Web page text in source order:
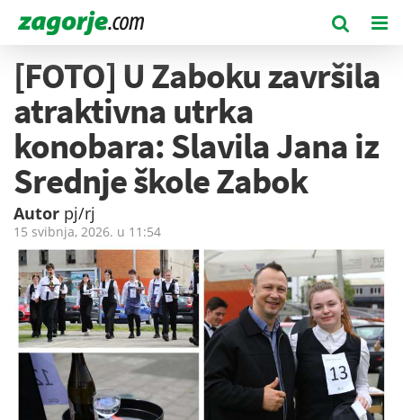
[FOTO] U Zaboku završila
atraktivna utrka
konobara: Slavila Jana iz
Srednje škole Zabok
Autor pj/rj
15 svibnja, 2026. u 11:54